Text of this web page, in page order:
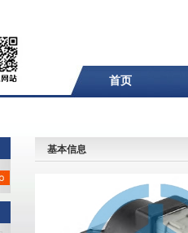
首页
基本信息